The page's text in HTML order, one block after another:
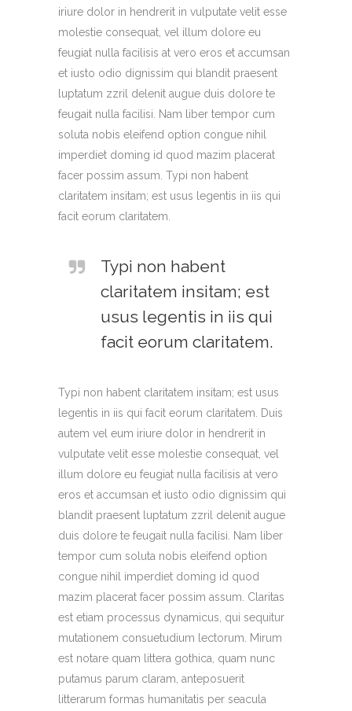
iriure dolor in hendrerit in vulputate velit esse
molestie consequat, vel illum dolore eu
feugiat nulla facilisis at vero eros et accumsan
et iusto odio dignissim qui blandit praesent
luptatum zzril delenit augue duis dolore te
feugait nulla facilisi. Nam liber tempor cum
soluta nobis eleifend option congue nihil
imperdiet doming id quod mazim placerat
facer possim assum. Typi non habent
claritatem insitam; est usus legentis in iis qui
facit eorum claritatem.
Typi non habent
claritatem insitam; est
usus legentis in iis qui
facit eorum claritatem.
Typi non habent claritatem insitam; est usus
legentis in iis qui facit eorum claritatem. Duis
autem vel eum iriure dolor in hendrerit in
vulputate velit esse molestie consequat, vel
illum dolore eu feugiat nulla facilisis at vero
eros et accumsan et iusto odio dignissim qui
blandit praesent luptatum zzril delenit augue
duis dolore te feugait nulla facilisi. Nam liber
tempor cum soluta nobis eleifend option
congue nihil imperdiet doming id quod
mazim placerat facer possim assum. Claritas
est etiam processus dynamicus, qui sequitur
mutationem consuetudium lectorum. Mirum
est notare quam littera gothica, quam nunc
putamus parum claram, anteposuerit
litterarum formas humanitatis per seacula